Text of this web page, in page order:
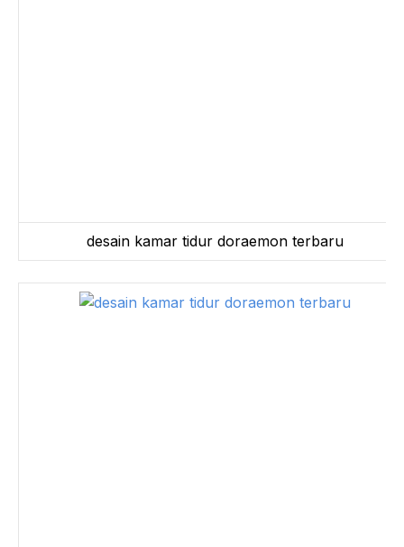
desain kamar tidur doraemon terbaru